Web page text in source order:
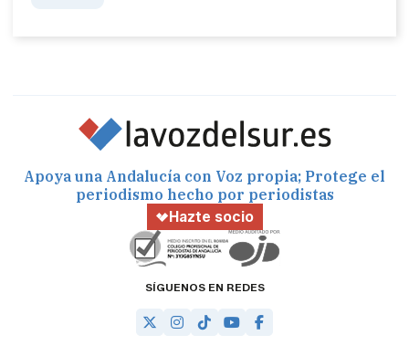
Apoya una Andalucía con Voz propia; Protege el
periodismo hecho por periodistas
Hazte socio
SÍGUENOS EN REDES